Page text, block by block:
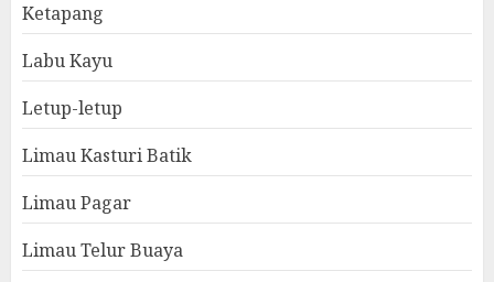
Ketapang
Labu Kayu
Letup-letup
Limau Kasturi Batik
Limau Pagar
Limau Telur Buaya